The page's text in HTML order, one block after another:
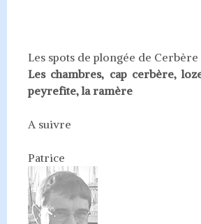
Les spots de plongée de Cerbère
Les chambres, cap cerbère,
peyrefite, la ramère
A suivre
Patrice